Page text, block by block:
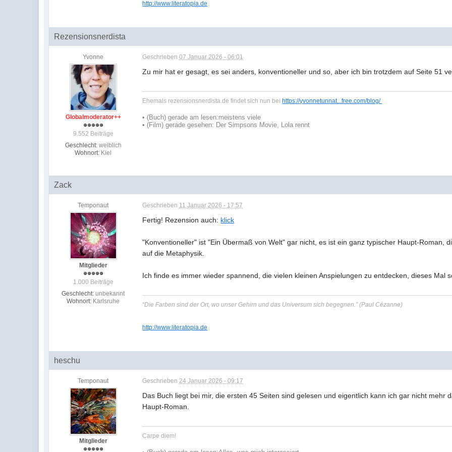
http://www.literatopia.de
Rezensionsnerdista
Yvonne
Globalmoderator++
9.552 Beiträge
Geschlecht: weiblich
Wohnort: Kiel
Geschrieben07 Januar 2026 - 06:01
Zu mir hat er gesagt, es sei anders, konventioneller und so, aber ich bin trotzdem auf Seite 51
Ehemals rezensionsnerdista.de findet sich nun beihttps://yvonnetunnat...free.com/blog/
• (Buch) gerade am lesen:meistens viele
• (Film) gerade gesehen: Der Simpsons Movie, Lola rennt
Zack
Temponaut
Mitglieder
1.000 Beiträge
Geschlecht: unbekannt
Wohnort: Karlsruhe
Geschrieben 11 Januar 2026 - 17:57
Fertig! Rezension auch: klick
"Konventioneller" ist "Ein Übermaß von Welt" gar nicht, es ist ein ganz typischer Haupt-Roman,
auf die Metaphysik.
Ich finde es immer wieder spannend, die vielen kleinen Anspielungen zu entdecken, dieses Mal
“Die Farben sind der Ort, wo unser Gehirn und das Universum sich begegnen.” (Paul Cézanne)
http://www.literatopia.de
heschu
Temponaut
Mitglieder
Geschrieben24 Januar 2026 - 09:17
Das Buch liegt bei mir, die ersten 45 Seiten sind gelesen und eigentlich kann ich gar nicht mehr
Haupt-Roman.
Carpe diem!